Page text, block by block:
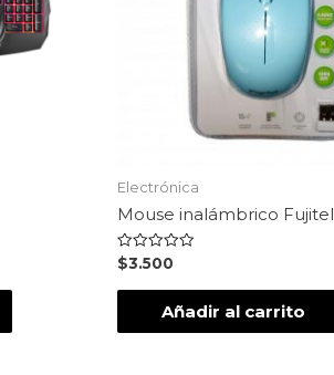
Electrónica
Mouse inalámbrico Fujitel
Valorado
en
0
$3.500
Añadir al carrito